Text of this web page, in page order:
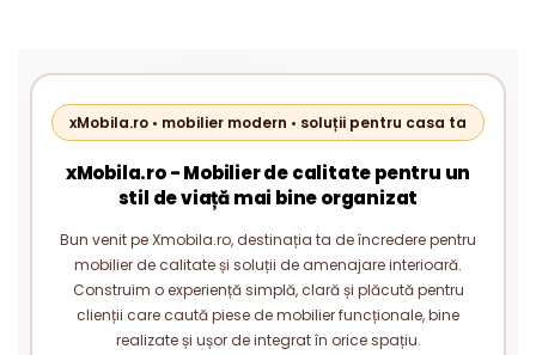
xMobila.ro • mobilier modern • soluții pentru casa ta
xMobila.ro - Mobilier de calitate pentru un
stil de viață mai bine organizat
Bun venit pe Xmobila.ro, destinația ta de încredere pentru
mobilier de calitate și soluții de amenajare interioară.
Construim o experiență simplă, clară și plăcută pentru
clienții care caută piese de mobilier funcționale, bine
realizate și ușor de integrat în orice spațiu.